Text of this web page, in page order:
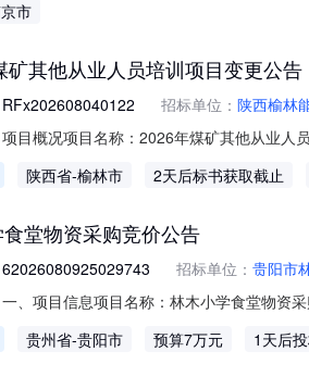
计20178㎡，房屋建筑面积共计26432.31㎡
市
矿其他从业人员培训项目变更公告
RFx202608040122 招标单位： 陕西榆林
项目概况项目名称：2026年煤矿其他从业人
08-1115:00:00原因:。
陕西省-榆林市 2天后标书获取截止
堂物资采购竞价公告
62026080925029743 招标单位： 贵阳市
一、项目信息项目名称：林木小学食堂物资
件:见附件;采购人需求描述:请于中标次日联
贵州省-贵阳市 预算7万元 1天后